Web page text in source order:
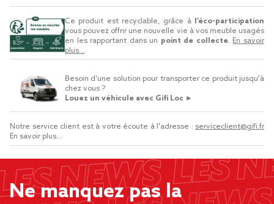
Ce produit est recyclable, grâce à
l’éco-participation
vous pouvez offrir une nouvelle vie à vos meuble usagés
en les rapportant dans un point de collecte. En savoir
plus....
Besoin d'une solution pour transporter ce produit jusqu'à
chez vous ?
Louez un véhicule avec Gifi Loc ►
Notre service client est à votre écoute à l'adresse : serviceclient@gifi.fr
En savoir plus...
Ne manquez pas la